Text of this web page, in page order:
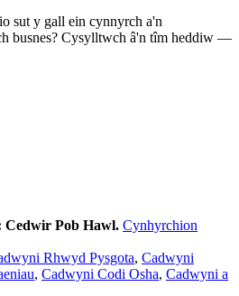
sut y gall ein cynnyrch a'n
busnes? Cysylltwch â'n tîm heddiw —
Cedwir Pob Hawl. Cynhyrchion
Rhwyd ​​Pysgota, Cadwyni
, Cadwyni Codi Osha, Cadwyni a